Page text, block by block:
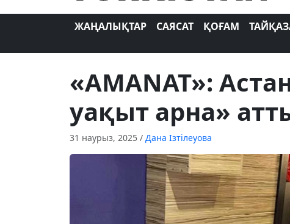
ЖАҢАЛЫҚТАР САЯСАТ ҚОҒАМ
«AMANAT»:
уақыт арна»
31 наурыз, 2025 / Дана Ізтілеуова